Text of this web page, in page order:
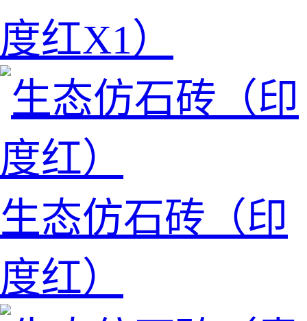
度红X1）
生态仿石砖（印
度红）